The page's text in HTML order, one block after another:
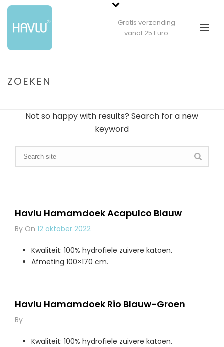
Gratis verzending
vanaf 25 Euro
ZOEKEN
Not so happy with results? Search for a new
keyword
Havlu Hamamdoek Acapulco Blauw
By On 12 oktober 2022
Kwaliteit: 100% hydrofiele zuivere katoen.
Afmeting 100×170 cm.
Havlu Hamamdoek Rio Blauw-Groen
By
Kwaliteit: 100% hydrofiele zuivere katoen.